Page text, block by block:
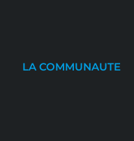
LA COMMUNAUTE